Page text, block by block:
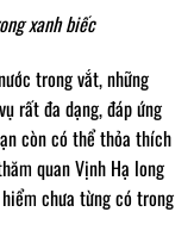
xanh biếc
trong vắt, những
rất đa dạng, đáp ứng
còn có thể thỏa thích
quan Vịnh Hạ long
chưa từng có trong